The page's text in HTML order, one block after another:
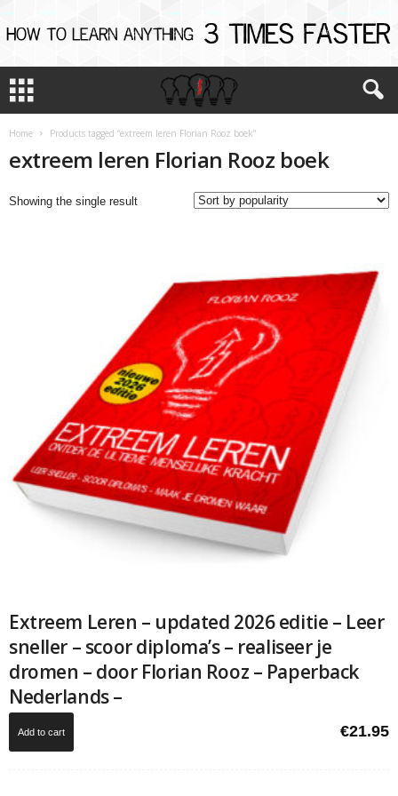
Home Products tagged “extreem leren Florian Rooz boek”
extreem leren Florian Rooz boek
Showing the single result
Extreem Leren – updated 2026 editie – Leer
sneller – scoor diploma’s – realiseer je
dromen – door Florian Rooz – Paperback
Nederlands –
€21.95
Add to cart